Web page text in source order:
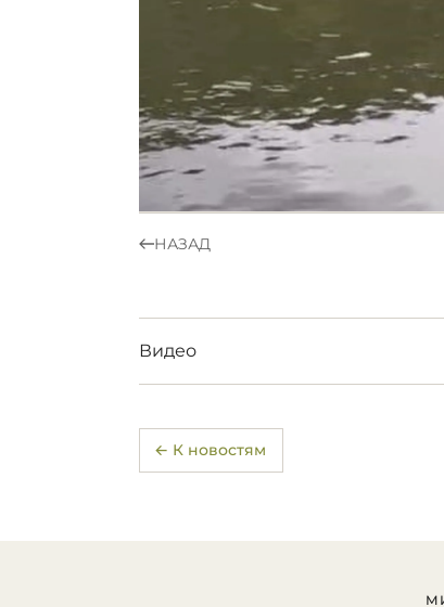
НАЗАД
Видео
← К новостям